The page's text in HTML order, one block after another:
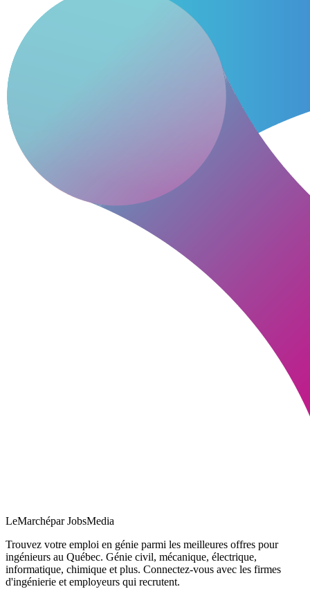
LeMarchépar JobsMedia
Trouvez votre emploi en génie parmi les meilleures offres pour
ingénieurs au Québec. Génie civil, mécanique, électrique,
informatique, chimique et plus. Connectez-vous avec les firmes
d'ingénierie et employeurs qui recrutent.